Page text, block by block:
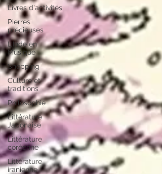
Livres d'activités
Pierres
précieuses
L'Inde en
Musique
Shopping
Culture et
traditions
Philosophie
Littérature
Japonaise
Littérature
coréenne
Littérature
iranienne